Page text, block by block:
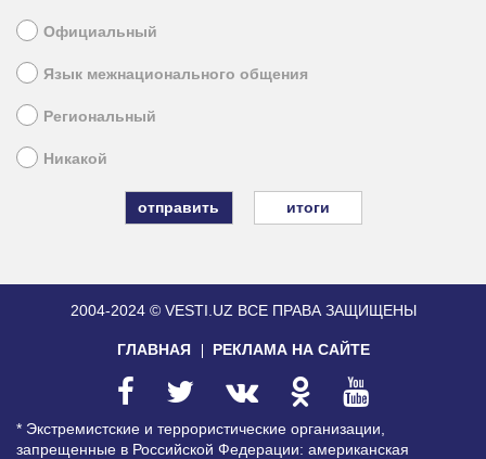
Официальный
Язык межнационального общения
Региональный
Никакой
итоги
2004-2024 © VESTI.UZ ВСЕ ПРАВА ЗАЩИЩЕНЫ
ГЛАВНАЯ РЕКЛАМА НА САЙТЕ
* Экстремистские и террористические организации,
запрещенные в Российской Федерации: американская